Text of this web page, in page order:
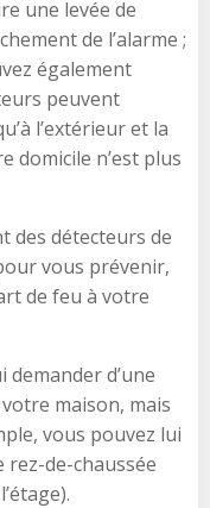
une levée de
de l’alarme ;
également
peuvent
l’extérieur et la
domicile n’est plus
des détecteurs de
vous prévenir,
de feu à votre
demander d’une
maison, mais
vous pouvez lui
de-chaussée